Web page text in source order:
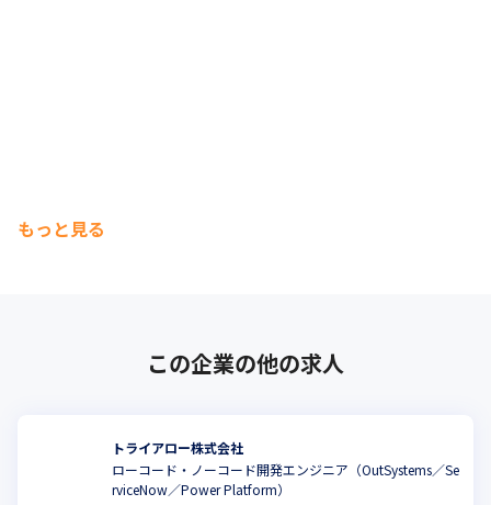
もっと見る
この企業の他の求人
トライアロー株式会社
ローコード・ノーコード開発エンジニア（OutSystems／Se
rviceNow／Power Platform）